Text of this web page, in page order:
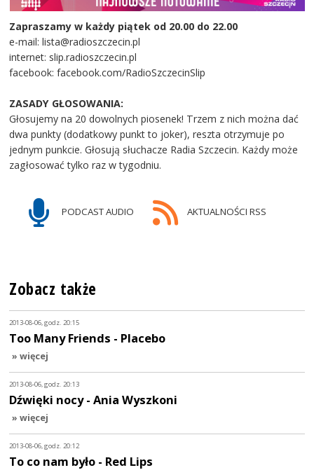
Zapraszamy w każdy piątek od 20.00 do 22.00
e-mail: lista@radioszczecin.pl
internet: slip.radioszczecin.pl
facebook: facebook.com/RadioSzczecinSlip
ZASADY GŁOSOWANIA:
Głosujemy na 20 dowolnych piosenek! Trzem z nich można dać
dwa punkty (dodatkowy punkt to joker), reszta otrzymuje po
jednym punkcie. Głosują słuchacze Radia Szczecin. Każdy może
zagłosować tylko raz w tygodniu.
PODCAST AUDIO AKTUALNOŚCI RSS
Zobacz także
2013-08-06, godz. 20:15
Too Many Friends - Placebo
» więcej
2013-08-06, godz. 20:13
Dźwięki nocy - Ania Wyszkoni
» więcej
2013-08-06, godz. 20:12
To co nam było - Red Lips